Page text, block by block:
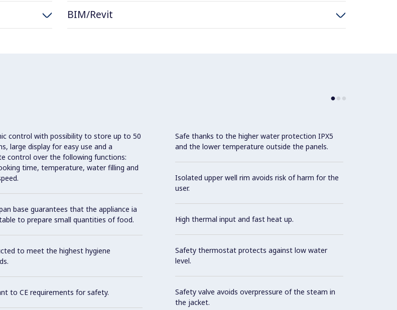
BIM/Revit
control with possibility to store up to 50
large display for easy use and a
control over the following functions:
time, temperature, water filling and
base guarantees that the appliance ia
to prepare small quantities of food.
to meet the highest hygiene
to CE requirements for safety.
Safe thanks to the higher water protection IPX5
and the lower temperature outside the panels.
Isolated upper well rim avoids risk of harm for the
user.
High thermal input and fast heat up.
Safety thermostat protects against low water
level.
Safety valve avoids overpressure of the steam in
the jacket.